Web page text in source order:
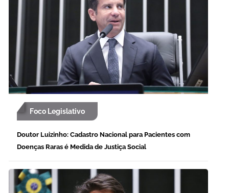
Foco Legislativo
Doutor Luizinho: Cadastro Nacional para Pacientes com
Doenças Raras é Medida de Justiça Social